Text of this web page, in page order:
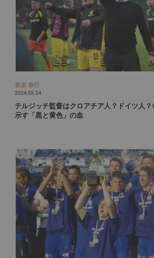
長束 恭行
2024.05.24
テルジッチ監督はクロアチア人？ドイツ人
示す「黒と黄色」の血